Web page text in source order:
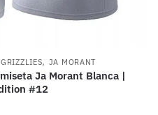
, JA MORANT
Ja Morant Blanca |
#12